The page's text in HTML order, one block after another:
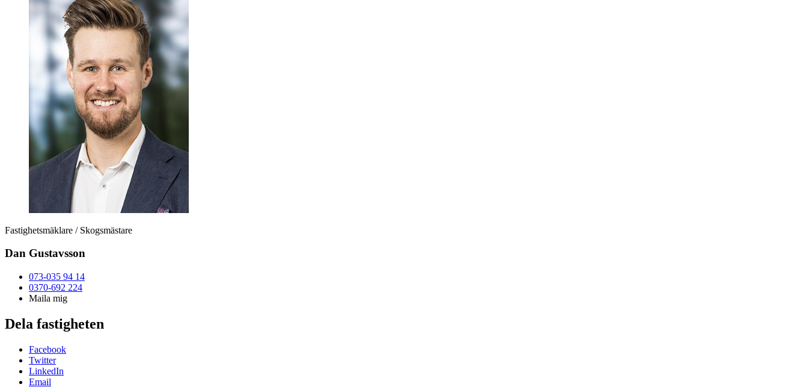
Fastighetsmäklare / Skogsmästare
Dan Gustavsson
073-035 94 14
0370-692 224
Maila mig
Dela fastigheten
Facebook
Twitter
LinkedIn
Email